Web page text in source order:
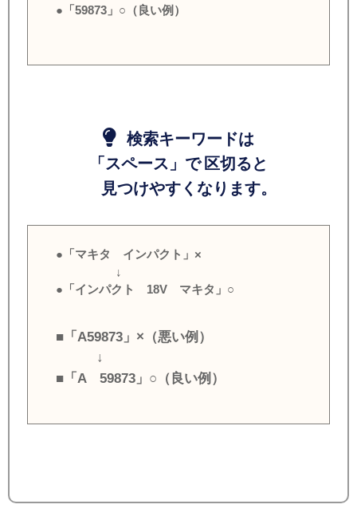
●「59873」○（良い例）
検索キーワードは
「スペース」で 区切ると
見つけやすくなります。
●「マキタ インパクト」×
↓
●「インパクト 18V マキタ」○
■「A59873」×（悪い例）
↓
■「A 59873」○（良い例）